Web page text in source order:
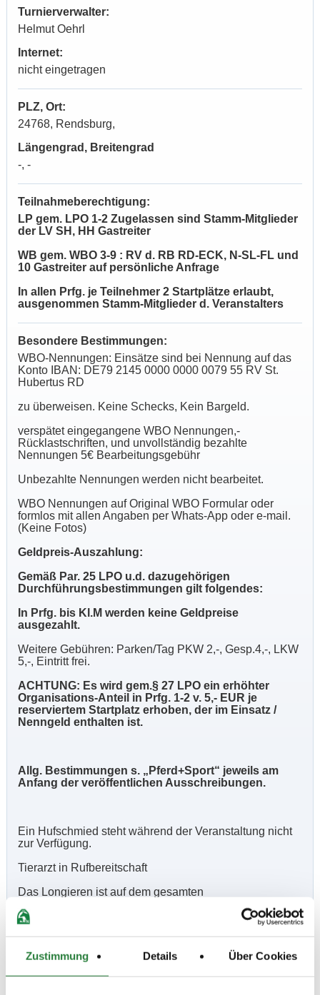
Zustimmung Details Über Cookies
Turnierverwalter:
Helmut Oehrl
Internet:
nicht eingetragen
PLZ, Ort:
24768, Rendsburg,
Längengrad, Breitengrad
-, -
Teilnahmeberechtigung:
LP gem. LPO 1-2 Zugelassen sind Stamm-Mitglieder
der LV SH, HH Gastreiter
WB gem. WBO 3-9 : RV d. RB RD-ECK, N-SL-FL und
10 Gastreiter auf persönliche Anfrage
In allen Prfg. je Teilnehmer 2 Startplätze erlaubt,
ausgenommen Stamm-Mitglieder d. Veranstalters
Besondere Bestimmungen:
WBO-Nennungen: Einsätze sind bei Nennung auf das
Konto IBAN: DE79 2145 0000 0000 0079 55 RV St.
Hubertus RD
zu überweisen. Keine Schecks, Kein Bargeld.
verspätet eingegangene WBO Nennungen,-
Rücklastschriften, und unvollständig bezahlte
Nennungen 5€ Bearbeitungsgebühr
Unbezahlte Nennungen werden nicht bearbeitet.
WBO Nennungen auf Original WBO Formular oder
formlos mit allen Angaben per Whats-App oder e-mail.
(Keine Fotos)
Geldpreis-Auszahlung:
Gemäß Par. 25 LPO u.d. dazugehörigen
Durchführungsbestimmungen gilt folgendes:
In Prfg. bis Kl.M werden keine Geldpreise
ausgezahlt.
Weitere Gebühren: Parken/Tag PKW 2,-, Gesp.4,-, LKW
5,-, Eintritt frei.
ACHTUNG: Es wird gem.§ 27 LPO ein erhöhter
Organisations-Anteil in Prfg. 1-2 v. 5,- EUR je
reserviertem Startplatz erhoben, der im Einsatz /
Nenngeld enthalten ist.
Allg. Bestimmungen s. „Pferd+Sport“ jeweils am
Anfang der veröffentlichen Ausschreibungen.
Ein Hufschmied steht während der Veranstaltung nicht
zur Verfügung.
Tierarzt in Rufbereitschaft
Das Longieren ist auf dem gesamten
Parkordner ist Folge zu leisten, ansonsten erfolgt
Ausschluss v.d. gesamten PLS,
Beschaffenheit der Plätze: